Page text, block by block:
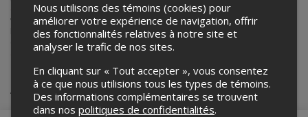
courriel
d'artistes en art actueldans le cadre de l’affichage en ligne et la
vente de billets pour ses événements.
Pour plus d’information à propos de cet événement, veuillez
contacter l’organisateur de l’événement,Regart, centre d'artistes en
art actuel, àcommunications@centreregart.com
Achat de billets
Nous utilisons des témoins (cookies) pour
améliorer votre expérience de navigation, offrir
des fonctionnalités relatives à notre site et
analyser le trafic de nos sites.
En cliquant sur « Tout accepter », vous consentez
à ce que nous utilisions tous les types de témoins.
Des informations complémentaires se trouvent
dans nos politiques de confidentialités.